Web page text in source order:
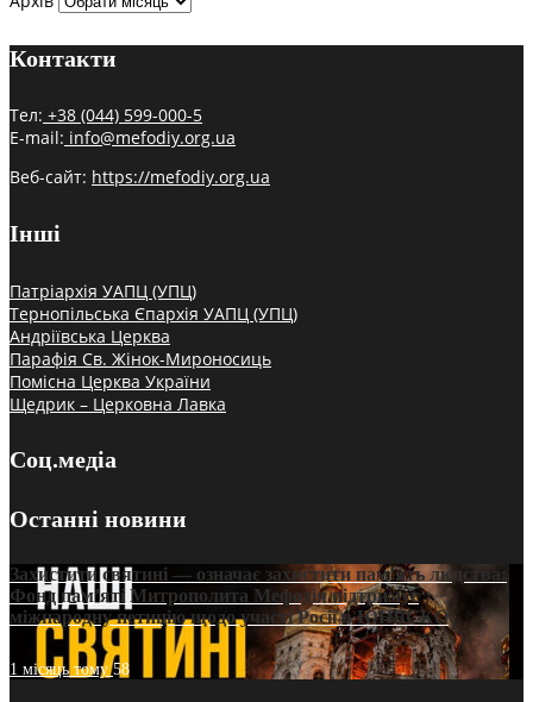
Контакти
Тел: +38 (044) 599-000-5
E-mail: info@mefodiy.org.ua
Веб-сайт: https://mefodiy.org.ua
Інші
Патріархія УАПЦ (УПЦ)
Тернопільська Єпархія УАПЦ (УПЦ)
Андріївська Церква
Парафія Св. Жінок-Мироносиць
Помісна Церква України
Щедрик – Церковна Лавка
Соц.медіа
Останні новини
Захистити святині — означає захистити пам’ять людства:
Фонд пам’яті Митрополита Мефодія підтримує
міжнародну петицію щодо участі Росії в ЮНЕСКО
1 місяць тому58